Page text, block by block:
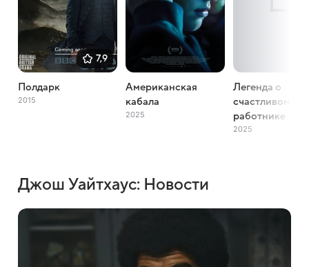
7,9
Полдарк
2015
Американская
кабала
2025
Легенда о
счастливом
работнике
2025
Джош Уайтхаус: Новости